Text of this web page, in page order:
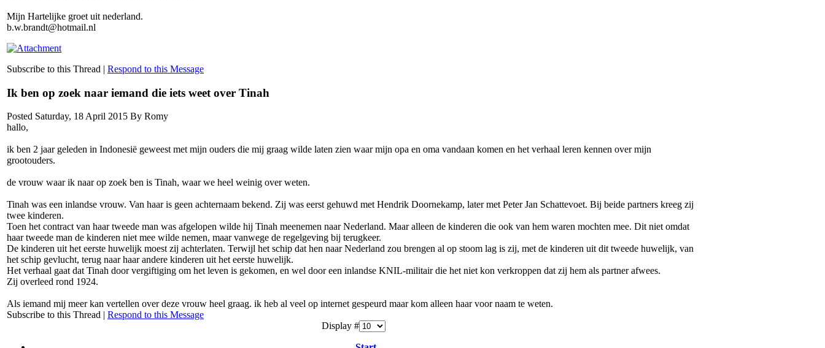
Mijn Hartelijke groet uit nederland.
b.w.brandt@hotmail.nl
Subscribe to this Thread | Respond to this Message
Ik ben op zoek naar iemand die iets weet over Tinah
Posted Saturday, 18 April 2015 By Romy
hallo,
ik ben 2 jaar geleden in Indonesië geweest met mijn ouders die mij graag wilde laten zien waar mijn opa en oma vandaan komen en het verhaal leren kennen over mijn
grootouders.
de vrouw waar ik naar op zoek ben is Tinah, waar we heel weinig over weten.
Tinah was een inlandse vrouw. Van haar is geen achternaam bekend. Zij was eerst gehuwd met Hendrik Doornekamp, later met Peter Jan Schattevoet. Bij beide partners kreeg zij
twee kinderen.
Toen het contract van haar tweede man was afgelopen wilde hij Tinah meenemen naar Nederland. Maar alleen de kinderen die ook van hem waren mochten mee. Dit niet omdat
haar tweede man de kinderen niet mee wilde nemen, maar vanwege de regelgeving bij terugkeer.
De kinderen uit het eerste huwelijk moest zij achterlaten. Terwijl het schip dat hen naar Nederland zou brengen al op stoom lag is zij, met de kinderen uit dit tweede huwelijk, van
het schip gevlucht, terug naar haar andere kinderen uit het eerste huwelijk.
Het verhaal gaat dat Tinah door vergiftiging om het leven is gekomen, en wel door een inlandse KNIL-militair die het niet kon verkroppen dat zij hem als partner afwees.
Zij overleed rond 1924.
Als iemand mij meer kan vertellen over deze vrouw heel graag. ik heb al veel op internet gespeurd maar kom alleen haar voor naam te weten.
Subscribe to this Thread | Respond to this Message
Display #